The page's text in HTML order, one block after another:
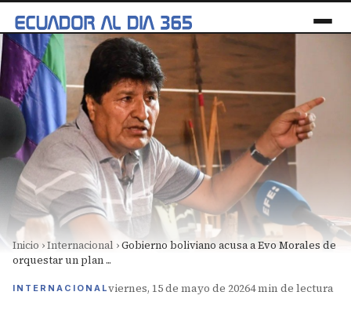
Inicio ›Internacional ›Gobierno boliviano acusa a Evo Morales de
orquestar un plan ...
INTERNACIONALviernes, 15 de mayo de 20264 min de lectura